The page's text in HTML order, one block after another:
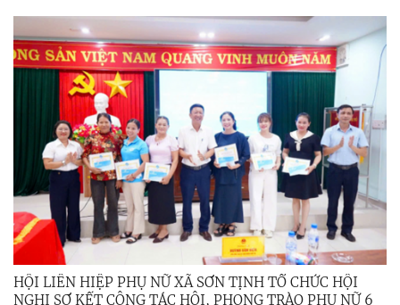
HỘI LIÊN HIỆP PHỤ NỮ XÃ SƠN TỊNH TỔ CHỨC HỘI
NGHỊ SƠ KẾT CÔNG TÁC HỘI, PHONG TRÀO PHỤ NỮ 6